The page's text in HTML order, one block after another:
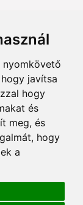
javítsa
hogy
és
meg, és
hogy
a